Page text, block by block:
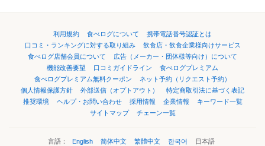
利用規約 食べログについて
携帯電話番号認証とは
口コミ・ランキングに対する取り組み
飲食店・飲食企業様向けサービス
食べログ店舗会員について
広告（メーカー・団体様等向け）について
機能改善要望
口コミガイドライン
食べログプレミアム
食べログプレミアム無料クーポン
ネット予約（リクエスト予約）
個人情報保護方針
外部送信（オプトアウト）
特定商取引法に基づく表記
推奨環境
ヘルプ・お問い合わせ 採用情報 企業情報
キーワード一覧
サイトマップ
チェーン一覧
言語： English 简体中文 繁體中文 한국어 日本語